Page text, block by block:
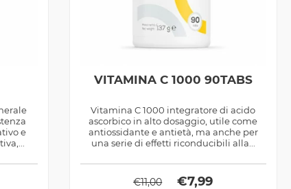
e
VITAMINA C 1000 90TABS
Vitamina C 1000 integratore di acido
ascorbico in alto dosaggio, utile come
antiossidante e antietà, ma anche per
una serie di effetti riconducibili alla...
€11,00 €7,99